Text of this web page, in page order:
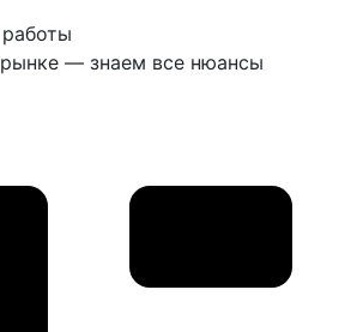
— знаем все нюансы